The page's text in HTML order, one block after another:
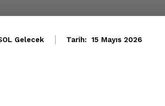
Gelecek Tarih: 15 Mayıs 2026